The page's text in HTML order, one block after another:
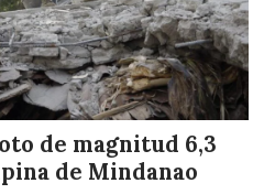
de magnitud 6,3
de Mindanao